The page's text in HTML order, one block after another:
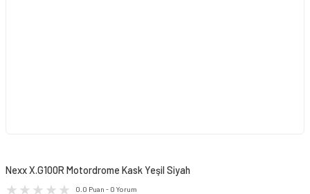
Nexx X.G100R Motordrome Kask Yeşil Siyah
0.0 Puan - 0 Yorum